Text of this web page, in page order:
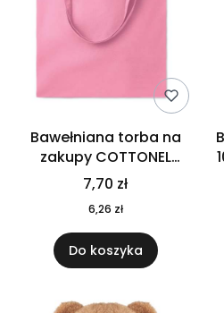
Bawełniana torba na
zakupy COTTONEL
COLOUR++ MO9846-11
7,70 zł
6,26 zł
Do koszyka